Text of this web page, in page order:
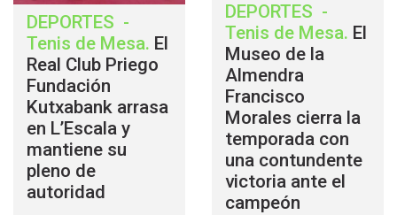
DEPORTES -
Tenis de Mesa. El
Real Club Priego
Fundación
Kutxabank arrasa
en L’Escala y
mantiene su
pleno de
autoridad
DEPORTES -
Tenis de Mesa. El
Museo de la
Almendra
Francisco
Morales cierra la
temporada con
una contundente
victoria ante el
campeón